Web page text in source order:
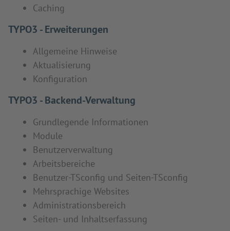
Caching
TYPO3 - Erweiterungen
Allgemeine Hinweise
Aktualisierung
Konfiguration
TYPO3 - Backend-Verwaltung
Grundlegende Informationen
Module
Benutzerverwaltung
Arbeitsbereiche
Benutzer-TSconfig und Seiten-TSconfig
Mehrsprachige Websites
Administrationsbereich
Seiten- und Inhaltserfassung